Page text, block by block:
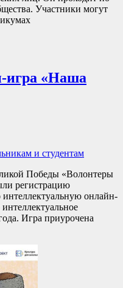
Участники могут
игра «Наша
и студентам
Победы «Волонтеры
регистрацию
онлайн-
Игра приурочена